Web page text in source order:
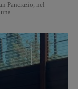
Pancrazio, nel